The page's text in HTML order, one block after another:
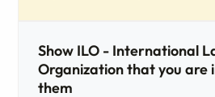
Show ILO - International
Organization that you are
them